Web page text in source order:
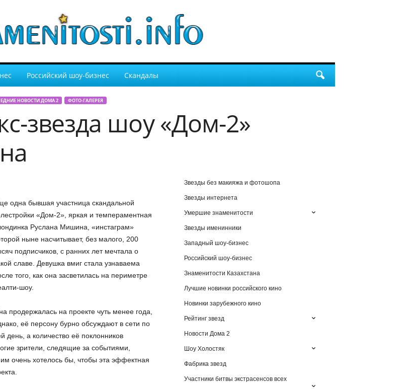
Российский шоу-бизнес Скандалы
НОВОСТИ ДОМА 2 ФОТО-ГАЛЕРЕЯ
звезда шоу «Дом-2»
одна бывшая участница скандальной
«Дом-2», яркая и темпераментная
Руслана Мишина, «инстаграм»
ныне насчитывает, без малого, 200
подписчиков, с ранних лет мечтала о
славе. Девушка вмиг стала узнаваема
того, как она засветилась на периметре
шоу.
продержалась на проекте чуть менее года,
её персону бурно обсуждают в сети по
день, а количество её поклонников
зрители, следящие за событиями,
очень хотелось бы, чтобы эта эффектная
Звезды без макияжа и фотошопа
Звезды интернета
Умершие знаменитости
Звезды именинники
Западный шоу-бизнес
Российский шоу-бизнес
Знаменитости Казахстана
Лучшие новинки российского кино
Новинки зарубежного кино
Рейтинг звезд
Новости Дома 2
Шоу Холостяк
Фабрика звезд
Участники битвы экстрасенсов всех